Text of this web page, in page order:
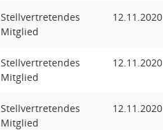
Stellvertretendes
Mitglied
12.11.2020
Stellvertretendes
Mitglied
12.11.2020
Stellvertretendes
Mitglied
12.11.2020